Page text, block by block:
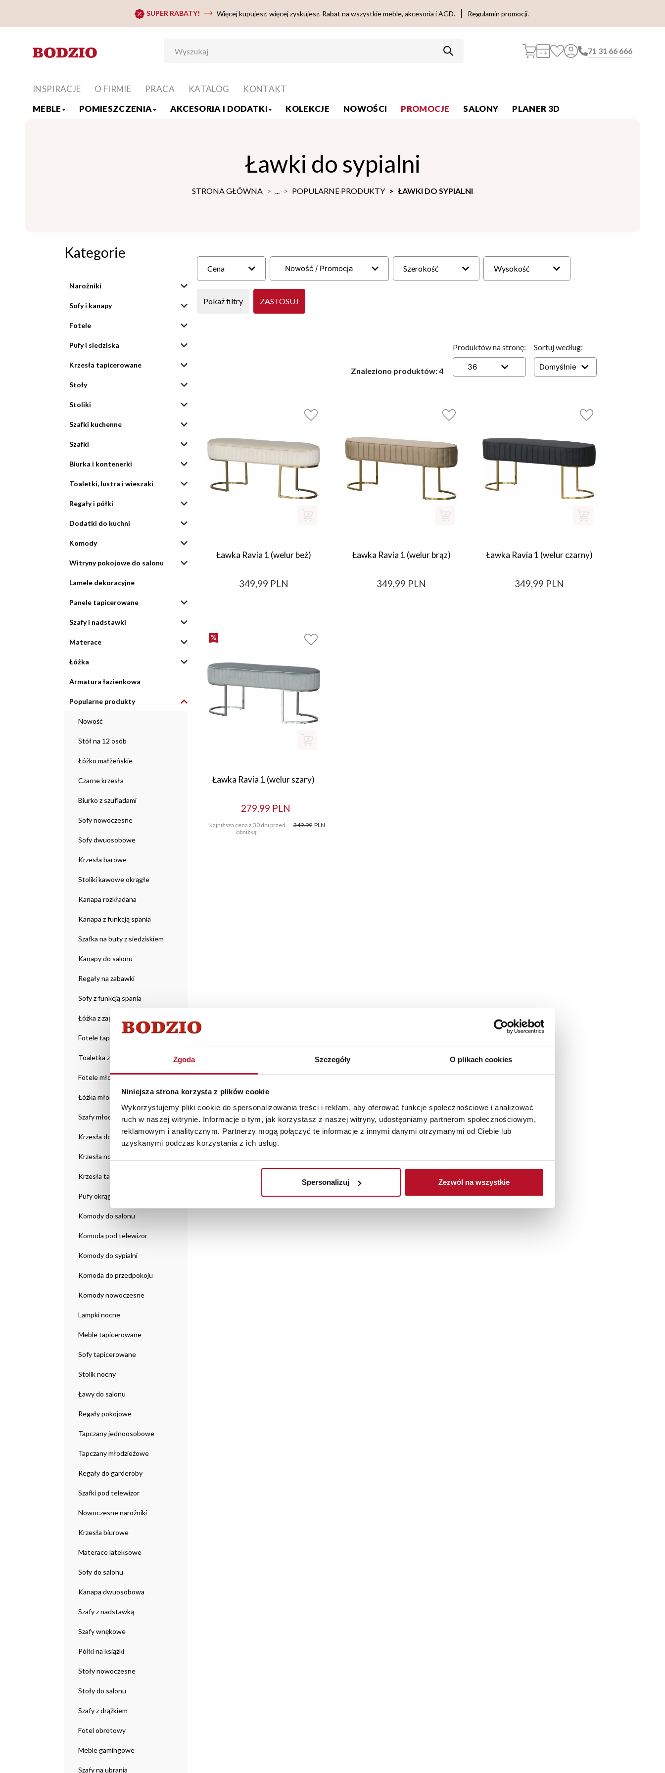
Zgoda Szczegóły O plikach cookies
Niniejsza strona korzysta z plików cookie
Wykorzystujemy pliki cookie do spersonalizowania treści i reklam, aby oferować funkcje społecznościowe i analizować
ruch w naszej witrynie. Informacje o tym, jak korzystasz z naszej witryny, udostępniamy partnerom społecznościowym,
reklamowym i analitycznym. Partnerzy mogą połączyć te informacje z innymi danymi otrzymanymi od Ciebie lub
uzyskanymi podczas korzystania z ich usług.
Spersonalizuj Zezwól na wszystkie
SUPER RABATY! Więcej kupujesz, więcej zyskujesz. Rabat na wszystkie meble, akcesoria i AGD. Regulamin promocji.
71 31 66 666
MEBLE POMIESZCZENIA AKCESORIA I DODATKI KOLEKCJE NOWOŚCI PROMOCJE SALONY PLANER 3D
INSPIRACJE O FIRMIE PRACA KATALOG KONTAKT
Ławki do sypialni
STRONA GŁÓWNA ... POPULARNE PRODUKTY ŁAWKI DO SYPIALNI
Kategorie
Narożniki
Sofy i kanapy
Fotele
Pufy i siedziska
Krzesła tapicerowane
Stoły
Stoliki
Szafki kuchenne
Szafki
Biurka i kontenerki
Toaletki, lustra i wieszaki
Regały i półki
Dodatki do kuchni
Komody
Witryny pokojowe do salonu
Lamele dekoracyjne
Panele tapicerowane
Szafy i nadstawki
Materace
Łóżka
Armatura łazienkowa
Popularne produkty
Nowość
Stół na 12 osób
Łóżko małżeńskie
Czarne krzesła
Biurko z szufladami
Sofy nowoczesne
Sofy dwuosobowe
Krzesła barowe
Stoliki kawowe okrągłe
Kanapa rozkładana
Kanapa z funkcją spania
Szafka na buty z siedziskiem
Kanapy do salonu
Regały na zabawki
Sofy z funkcją spania
Łóżka z zagłówkiem
Fotele tapicerowane
Toaletka z lustrem
Fotele młodzieżowe
Łóżka młodzieżowe
Szafy młodzieżowe
Krzesła do salonu
Krzesła nowoczesne
Krzesła tapicerowane
Pufy okrągłe
Komody do salonu
Komoda pod telewizor
Komody do sypialni
Komoda do przedpokoju
Komody nowoczesne
Lampki nocne
Meble tapicerowane
Sofy tapicerowane
Stolik nocny
Ławy do salonu
Regały pokojowe
Tapczany jednoosobowe
Tapczany młodzieżowe
Regały do garderoby
Szafki pod telewizor
Nowoczesne narożniki
Krzesła biurowe
Materace lateksowe
Sofy do salonu
Kanapa dwuosobowa
Szafy z nadstawką
Szafy wnękowe
Półki na książki
Stoły nowoczesne
Stoły do salonu
Szafy z drążkiem
Fotel obrotowy
Meble gamingowe
Szafy na ubrania
Cena Nowość / Promocja Szerokość Wysokość
Pokaż filtry ZASTOSUJ
Znaleziono produktów:4
Produktów na stronę:
36
Sortuj według:
Domyślnie
Ławka Ravia 1 (welur beż)
349,99 PLN
Ławka Ravia 1 (welur brąz)
349,99 PLN
Ławka Ravia 1 (welur czarny)
349,99 PLN
Ławka Ravia 1 (welur szary)
279,99 PLN
Najniższa cena z 30 dni przed
obniżką:
349.99 PLN